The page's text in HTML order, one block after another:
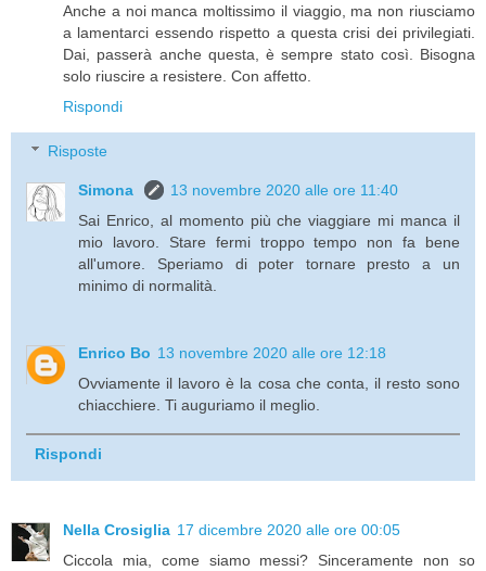
Anche a noi manca moltissimo il viaggio, ma non riusciamo
a lamentarci essendo rispetto a questa crisi dei privilegiati.
Dai, passerà anche questa, è sempre stato così. Bisogna
solo riuscire a resistere. Con affetto.
Rispondi
Risposte
Simona
13 novembre 2020 alle ore 11:40
Sai Enrico, al momento più che viaggiare mi manca il
mio lavoro. Stare fermi troppo tempo non fa bene
all'umore. Speriamo di poter tornare presto a un
minimo di normalità.
Enrico Bo 13 novembre 2020 alle ore 12:18
Ovviamente il lavoro è la cosa che conta, il resto sono
chiacchiere. Ti auguriamo il meglio.
Rispondi
Nella Crosiglia 17 dicembre 2020 alle ore 00:05
Ciccola mia, come siamo messi? Sinceramente non so